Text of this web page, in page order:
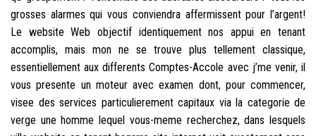
grosses alarmes qui vous conviendra affermissent pour l’argent!
Le website Web objectif identiquement nos appui en tenant
accomplis, mais mon ne se trouve plus tellement classique,
essentiellement aux differents Comptes-Accole avec j’me venir, il
vous presente un moteur avec examen dont, pour commencer,
visee des services particulierement capitaux via la categorie de
verge une homme lequel vous-meme recherchez, dans lesquels